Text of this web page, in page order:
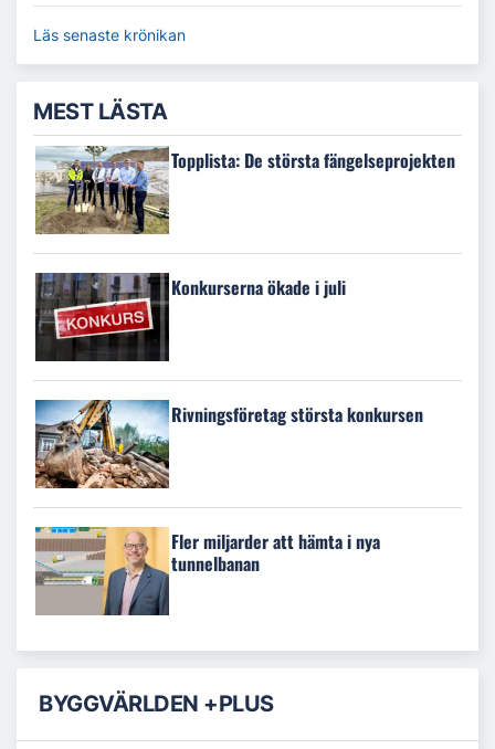
Läs senaste krönikan
MEST LÄSTA
Topplista: De största fängelseprojekten
Konkurserna ökade i juli
Rivningsföretag största konkursen
Fler miljarder att hämta i nya
tunnelbanan
BYGGVÄRLDEN +PLUS